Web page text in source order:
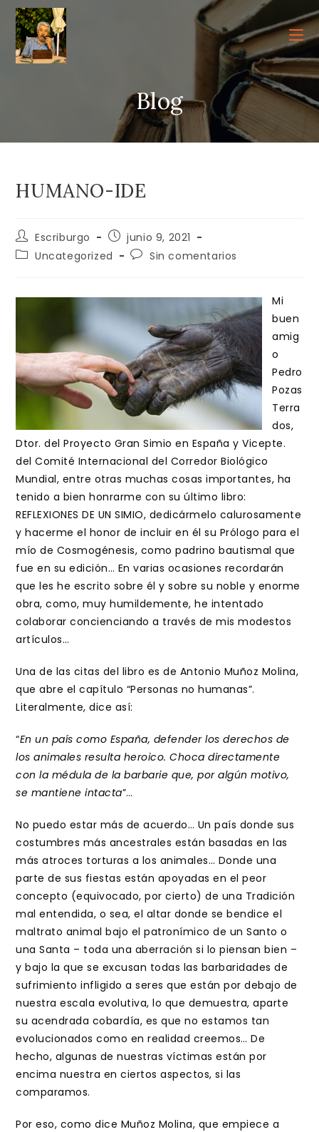
contenido
Blog
HUMANO-IDE
Autor
de
la
Escriburgo
Publicación
de
la
junio 9, 2021
Categoría
entrada:
Uncategorized
Comentarios
entrada:
Sin comentarios
Mi
buen
amig
o
Pedro
Pozas
Terra
dos,
Dtor. del Proyecto Gran Simio en España y Vicepte.
del Comité Internacional del Corredor Biológico
Mundial, entre otras muchas cosas importantes, ha
tenido a bien honrarme con su último libro:
REFLEXIONES DE UN SIMIO, dedicármelo calurosamente
y hacerme el honor de incluir en él su Prólogo para el
mío de Cosmogénesis, como padrino bautismal que
fue en su edición… En varias ocasiones recordarán
que les he escrito sobre él y sobre su noble y enorme
obra, como, muy humildemente, he intentado
colaborar concienciando a través de mis modestos
artículos…
Una de las citas del libro es de Antonio Muñoz Molina,
que abre el capítulo “Personas no humanas”.
Literalmente, dice así:
“En un país como España, defender los derechos de
los animales resulta heroico. Choca directamente
con la médula de la barbarie que, por algún motivo,
se mantiene intacta”…
No puedo estar más de acuerdo… Un país donde sus
costumbres más ancestrales están basadas en las
más atroces torturas a los animales… Donde una
parte de sus fiestas están apoyadas en el peor
concepto (equivocado, por cierto) de una Tradición
mal entendida, o sea, el altar donde se bendice el
maltrato animal bajo el patronímico de un Santo o
una Santa – toda una aberración si lo piensan bien –
y bajo la que se excusan todas las barbaridades de
sufrimiento infligido a seres que están por debajo de
nuestra escala evolutiva, lo que demuestra, aparte
su acendrada cobardía, es que no estamos tan
evolucionados como en realidad creemos… De
hecho, algunas de nuestras víctimas están por
encima nuestra en ciertos aspectos, si las
comparamos.
Por eso, como dice Muñoz Molina, que empiece a